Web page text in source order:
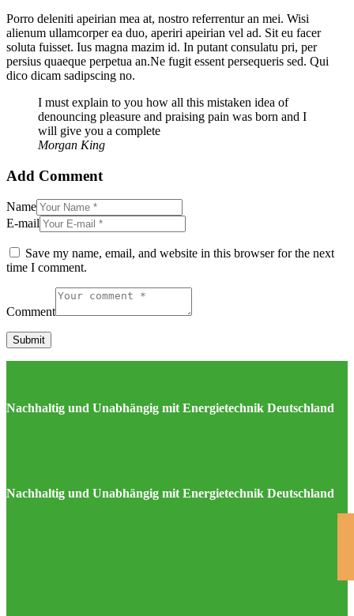
Porro deleniti apeirian mea at, nostro referrentur an mei. Wisi
alienum ullamcorper ea duo, aperiri apeirian vel ad. Sit eu facer
soluta fuisset. Ius magna mazim id. In putant consulatu pri, per
persius quaeque perpetua an.Ne fugit essent persequeris sed. Qui
dico dicam sadipscing no.
I must explain to you how all this mistaken idea of
denouncing pleasure and praising pain was born and I
will give you a complete
Morgan King
Add Comment
Name
E-mail
Save my name, email, and website in this browser for the next
time I comment.
Comment
Nachhaltig und Unabhängig mit Energietechnik Deutschland
Nachhaltig und Unabhängig mit Energietechnik Deutschland